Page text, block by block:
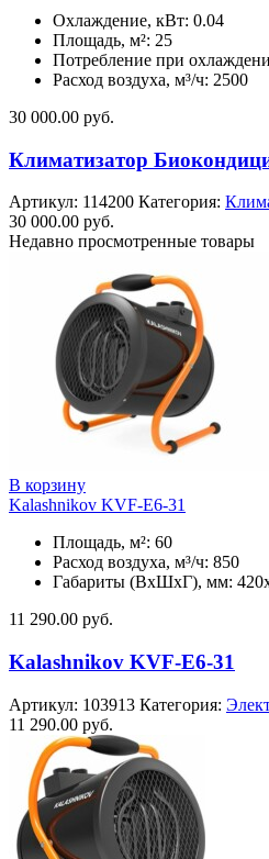
Охлаждение, кВт: 0.04
Площадь, м²: 25
Потребление при
Расход воздуха, м³/ч: 2500
30 000.00 руб.
Климатизатор
Артикул: 114200 Категория:
30 000.00 руб.
Недавно просмотренные товары
В корзину
Kalashnikov KVF-E6-31
Площадь, м²: 60
Расход воздуха, м³/ч: 850
Габариты (ВхШхГ), мм:
11 290.00 руб.
Kalashnikov KVF-E6-31
Артикул: 103913 Категория:
11 290.00 руб.